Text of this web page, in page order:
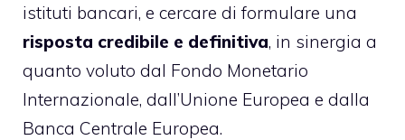
istituti bancari, e cercare di formulare una
risposta credibile e definitiva, in sinergia a
quanto voluto dal Fondo Monetario
Internazionale, dall’Unione Europea e dalla
Banca Centrale Europea.